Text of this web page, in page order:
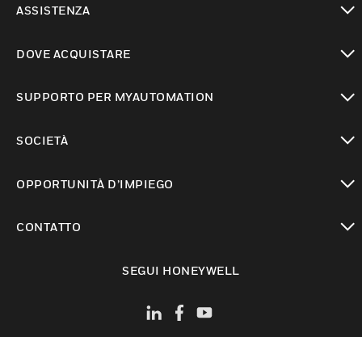
ASSISTENZA
DOVE ACQUISTARE
SUPPORTO PER MYAUTOMATION
SOCIETÀ
OPPORTUNITÀ D’IMPIEGO
CONTATTO
SEGUI HONEYWELL